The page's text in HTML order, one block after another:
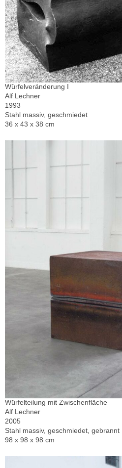
Würfelveränderung I
Alf Lechner
1993
Stahl massiv, geschmiedet
36 x 43 x 38 cm
Würfelteilung mit Zwischenfläche
Alf Lechner
2005
Stahl massiv, geschmiedet, gebrannt
98 x 98 x 98 cm